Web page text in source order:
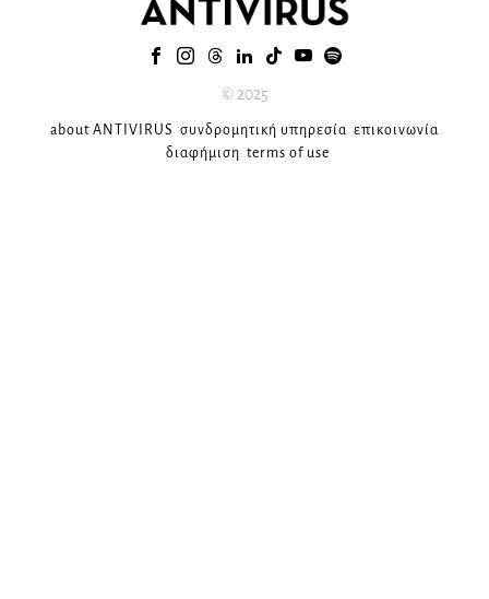
© 2025
about ANTIVIRUS συνδρομητική υπηρεσία επικοινωνία
διαφήμιση terms of use